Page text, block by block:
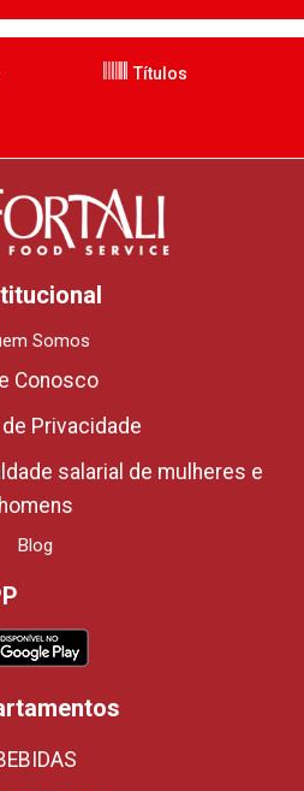
Títulos
Somos
Conosco
Privacidade
salarial de mulheres e
homens
Blog